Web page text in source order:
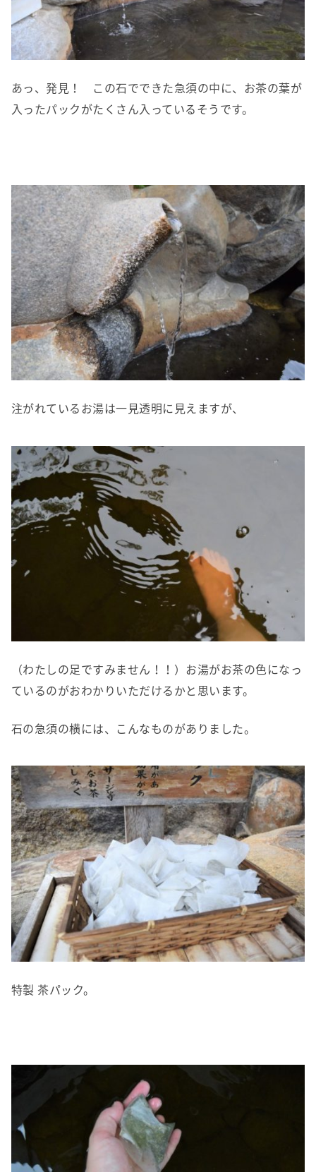
あっ、発見！ この石でできた急須の中に、お茶の葉が
入ったパックがたくさん入っているそうです。
注がれているお湯は一見透明に見えますが、
（わたしの足ですみません！！）お湯がお茶の色になっ
ているのがおわかりいただけるかと思います。
石の急須の横には、こんなものがありました。
特製 茶パック。